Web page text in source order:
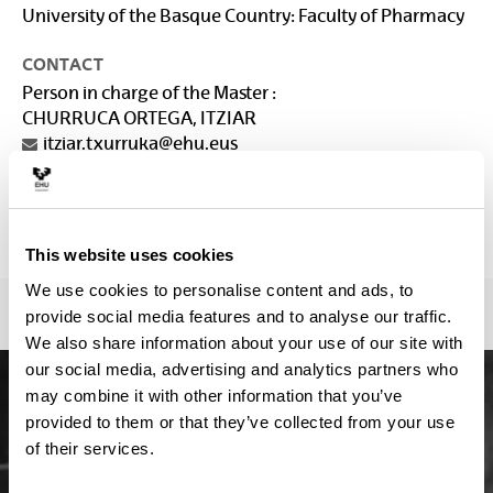
This website uses cookies
We use cookies to personalise content and ads, to
provide social media features and to analyse our traffic.
We also share information about your use of our site with
our social media, advertising and analytics partners who
may combine it with other information that you’ve
provided to them or that they’ve collected from your use
of their services.
University of the Basque Country: Faculty of Pharmacy
CONTACT
Person in charge of the Master :
CHURRUCA ORTEGA, ITZIAR
itziar.txurruka@ehu.eus
Secretariat :
Secretaría de la Facultad de Farmacia